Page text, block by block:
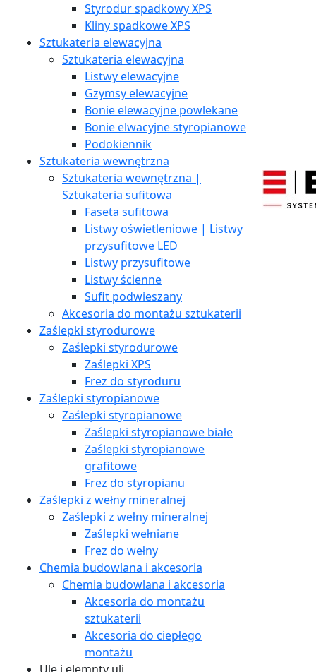
Styrodur spadkowy XPS
Kliny spadkowe XPS
Sztukateria elewacyjna
Sztukateria elewacyjna
Listwy elewacyjne
Gzymsy elewacyjne
Bonie elewacyjne powlekane
Bonie elwacyjne styropianowe
Podokiennik
Sztukateria wewnętrzna
Sztukateria wewnętrzna |
Sztukateria sufitowa
Faseta sufitowa
Listwy oświetleniowe | Listwy
przysufitowe LED
Listwy przysufitowe
Listwy ścienne
Sufit podwieszany
Akcesoria do montażu sztukaterii
Zaślepki styrodurowe
Zaślepki styrodurowe
Zaślepki XPS
Frez do styroduru
Zaślepki styropianowe
Zaślepki styropianowe
Zaślepki styropianowe białe
Zaślepki styropianowe
grafitowe
Frez do styropianu
Zaślepki z wełny mineralnej
Zaślepki z wełny mineralnej
Zaślepki wełniane
Frez do wełny
Chemia budowlana i akcesoria
Chemia budowlana i akcesoria
Akcesoria do montażu
sztukaterii
Akcesoria do ciepłego
montażu